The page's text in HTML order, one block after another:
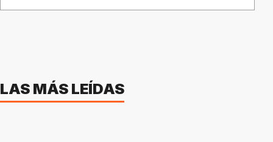
LAS MÁS LEÍDAS